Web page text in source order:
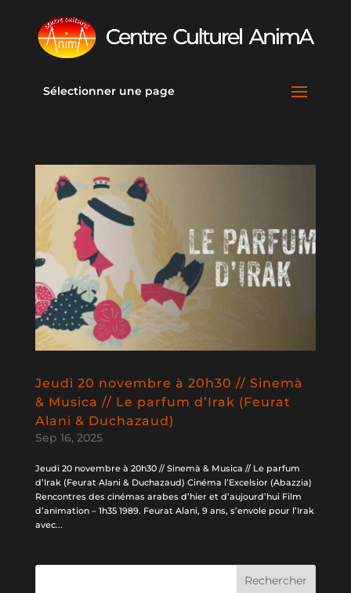
Sélectionner une page
Jeudi 20 novembre à 20h30 // Sinemà
& Musica // Le parfum d’Irak (Feurat
Alani & Duchazaud)
Sep 16, 2025
Jeudi 20 novembre à 20h30 // Sinemà & Musica // Le parfum
d’Irak (Feurat Alani & Duchazaud) Cinéma l’Excelsior (Abazzia)
Rencontres des cinémas arabes d’hier et d’aujourd’hui Film
d’animation – 1h35 1989. Feurat Alani, 9 ans, s’envole pour l’Irak
avec...